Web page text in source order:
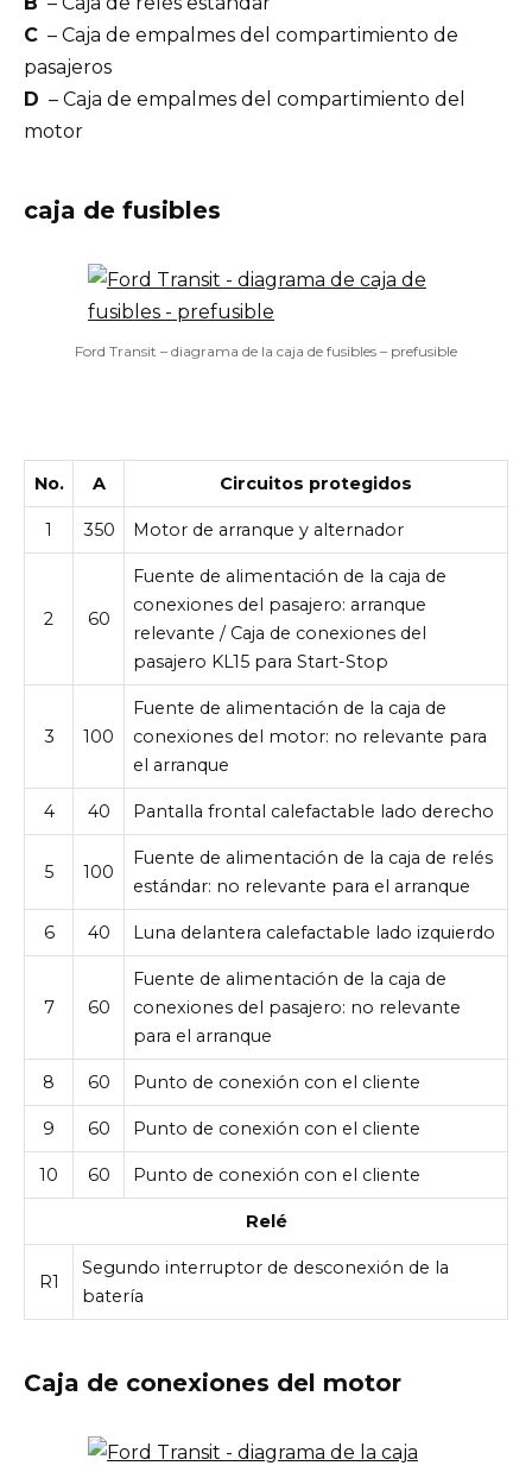
C – Caja de empalmes del compartimiento de
pasajeros
D – Caja de empalmes del compartimiento del
motor
caja de fusibles
Ford Transit – diagrama de la caja de fusibles – prefusible
No. A Circuitos protegidos
1 350 Motor de arranque y alternador
2 60
Fuente de alimentación de la caja de
conexiones del pasajero: arranque
relevante / Caja de conexiones del
pasajero KL15 para Start-Stop
3 100
Fuente de alimentación de la caja de
conexiones del motor: no relevante para
el arranque
4 40 Pantalla frontal calefactable lado derecho
5 100
Fuente de alimentación de la caja de relés
estándar: no relevante para el arranque
6 40 Luna delantera calefactable lado izquierdo
7 60
Fuente de alimentación de la caja de
conexiones del pasajero: no relevante
para el arranque
8 60 Punto de conexión con el cliente
9 60 Punto de conexión con el cliente
10 60 Punto de conexión con el cliente
Relé
R1
Segundo interruptor de desconexión de la
batería
Caja de conexiones del motor